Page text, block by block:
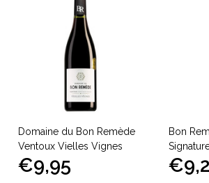
Domaine du Bon Remède
Ventoux Vielles Vignes
€9,95
Bon